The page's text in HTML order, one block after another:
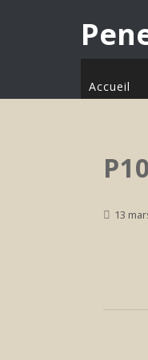
Accueil
13